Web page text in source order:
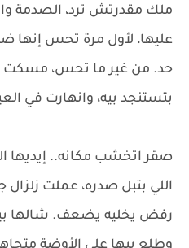
ملك مقدرتش ترد، الصدمة
عليها، لأول مرة تحس إنها
حد. من غير ما تحس، مسكت
بتستنجد بيه، وانهارت في
صقر اتخشب مكانه.. إيديها
اللي بتبل صدره، عملت
رفض يخليه يضعف. شالها